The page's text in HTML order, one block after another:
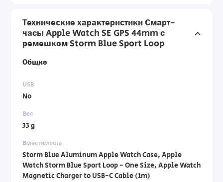
Технические характеристики Смарт-
часы Apple Watch SE GPS 44mm с
ремешком Storm Blue Sport Loop
Общие
USB
No
Вес
33 g
Вместимость
Storm Blue Aluminum Apple Watch Case, Apple
Watch Storm Blue Sport Loop - One Size, Apple Watch
Magnetic Charger to USB-C Cable (1m)